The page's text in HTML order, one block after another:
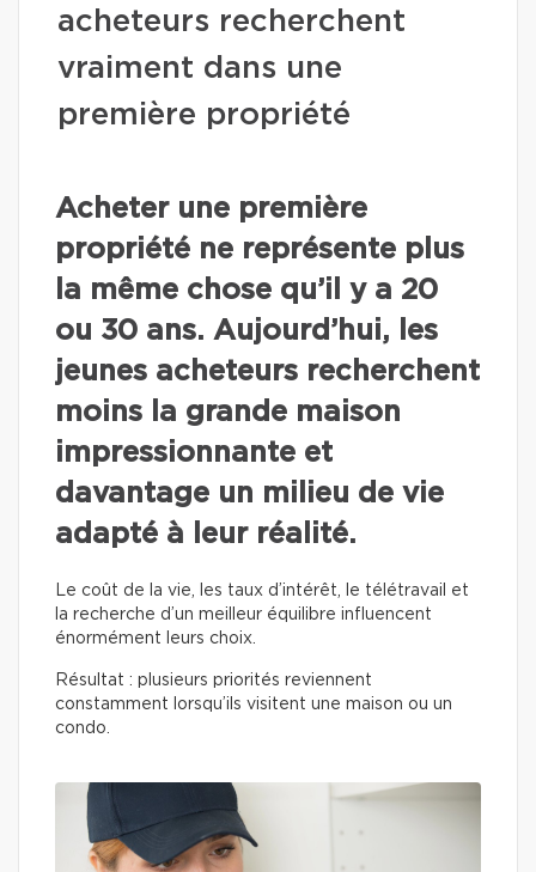
acheteurs recherchent
vraiment dans une
première propriété
Acheter une première
propriété ne représente plus
la même chose qu’il y a 20
ou 30 ans. Aujourd’hui, les
jeunes acheteurs recherchent
moins la grande maison
impressionnante et
davantage un milieu de vie
adapté à leur réalité.
Le coût de la vie, les taux d’intérêt, le télétravail et
la recherche d’un meilleur équilibre influencent
énormément leurs choix.
Résultat : plusieurs priorités reviennent
constamment lorsqu’ils visitent une maison ou un
condo.